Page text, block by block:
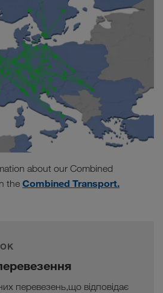
about our Combined
the Combined Transport.
перевезень,що відповідає